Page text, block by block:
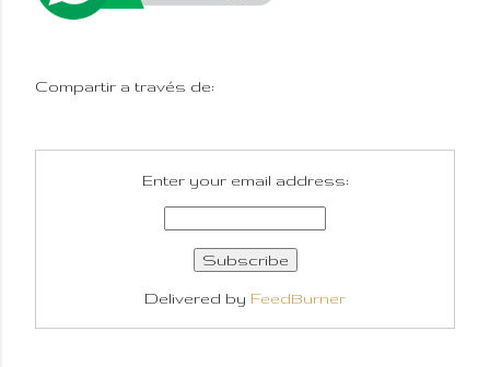
Compartir a través de:
Enter your email address:
Delivered by FeedBurner